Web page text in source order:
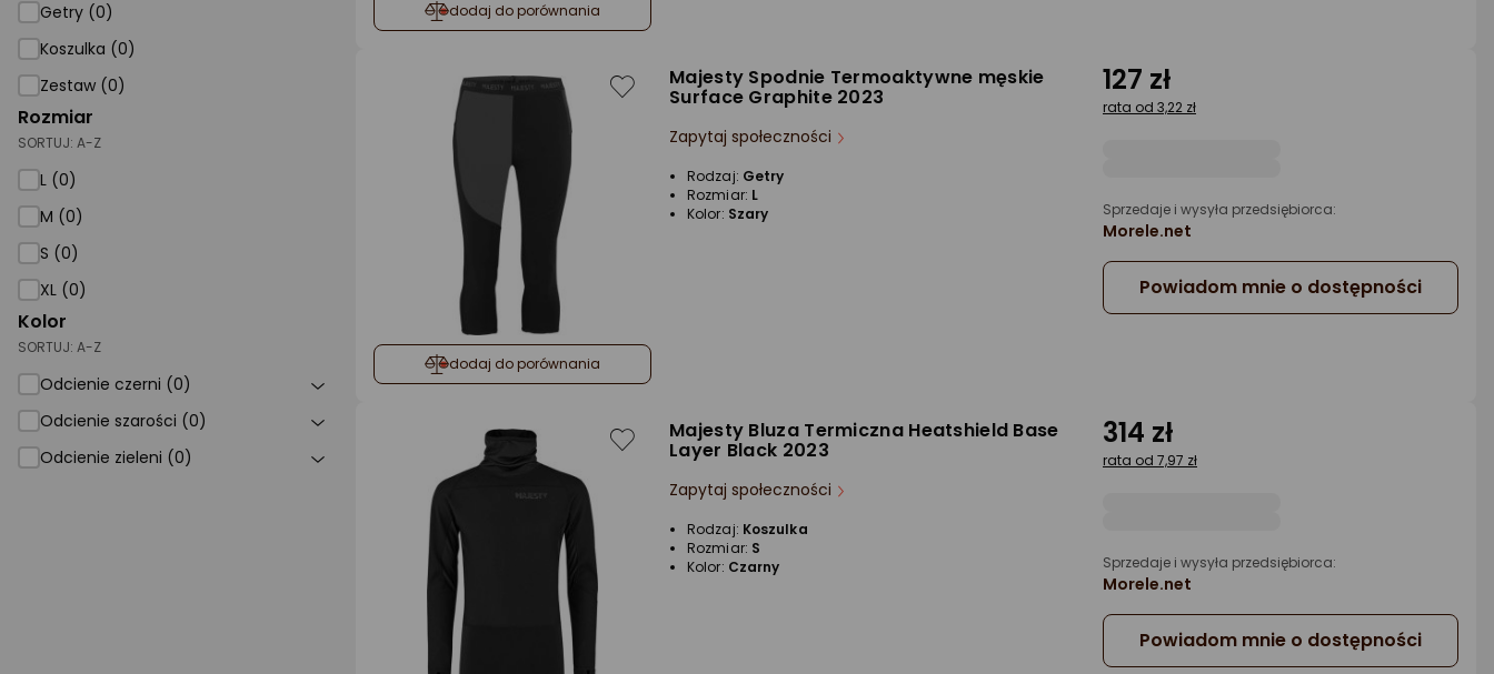
Getry (0)
Koszulka (0)
Zestaw (0)
Rozmiar
SORTUJ: A-Z
L (0)
M (0)
S (0)
XL (0)
Kolor
SORTUJ: A-Z
Odcienie czerni (0)
Odcienie szarości (0)
Odcienie zieleni (0)
dodaj do porównania
dodaj do porównania
Majesty Spodnie Termoaktywne męskie
Surface Graphite 2023
Zapytaj społeczności
Rodzaj: Getry
Rozmiar: L
Kolor: Szary
127 zł
rata od 3,22 zł
Sprzedaje i wysyła przedsiębiorca:
Morele.net
Powiadom mnie o dostępności
Majesty Bluza Termiczna Heatshield Base
Layer Black 2023
Zapytaj społeczności
Rodzaj: Koszulka
Rozmiar: S
Kolor: Czarny
314 zł
rata od 7,97 zł
Sprzedaje i wysyła przedsiębiorca:
Morele.net
Powiadom mnie o dostępności